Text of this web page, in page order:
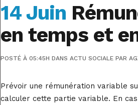
14 Juin
en temps et
POSTÉ À 05:45H DANS ACTU SOCIALE PAR
Prévoir une rémunération variable
calculer cette partie variable. En